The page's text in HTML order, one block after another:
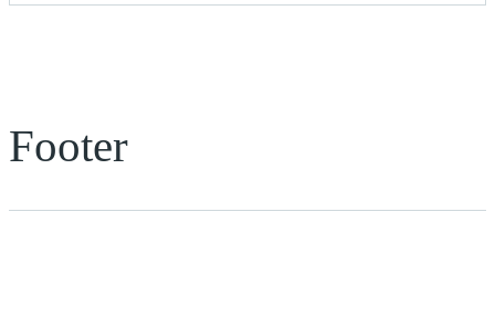
Footer